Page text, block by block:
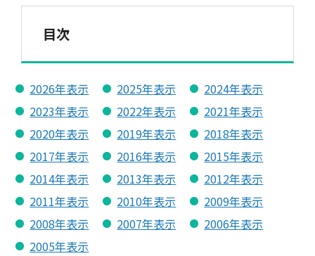
目次
2026年表示 2025年表示
2024年表示
2023年表示
2022年表示
2021年表示
2020年表示
2019年表示
2018年表示
2017年表示
2016年表示
2015年表示
2014年表示
2013年表示
2012年表示
2011年表示
2010年表示
2009年表示
2008年表示
2007年表示
2006年表示
2005年表示